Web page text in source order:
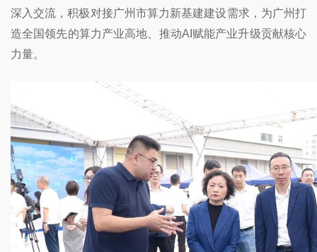
深入交流，积极对接广州市算力新基建建设需求，为广州打
造全国领先的算力产业高地、推动AI赋能产业升级贡献核心
力量。